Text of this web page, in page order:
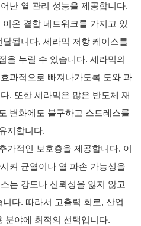
난 열 관리 성능을 제공합니다.
온 결합 네트워크를 가지고 있
됩니다. 세라믹 저항 케이스를
을 누릴 수 있습니다. 세라믹의
과적으로 빠져나가도록 도와 과
. 또한 세라믹은 많은 반도체 재
변화에도 불구하고 스트레스를
지합니다.
가적인 보호층을 제공합니다. 이
켜 균열이나 열 파손 가능성을
는 강도나 신뢰성을 잃지 않고
다. 따라서 고출력 회로, 산업
분야에 최적의 선택입니다.